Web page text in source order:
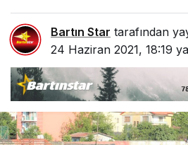
Bartın Star tarafından
24 Haziran 2021, 18:19